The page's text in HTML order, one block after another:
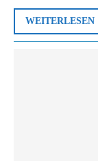
WEITERLESEN